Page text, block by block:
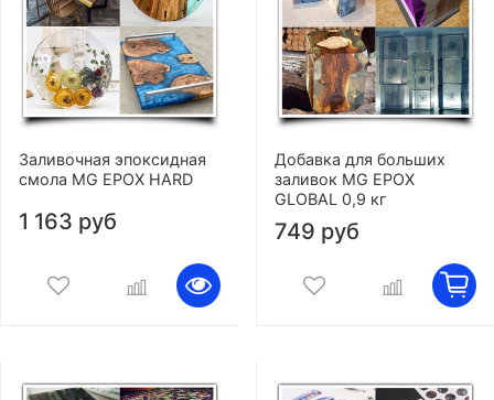
Заливочная эпоксидная
смола MG EPOX HARD
1 163 руб
Добавка для больших
заливок MG EPOX
GLOBAL 0,9 кг
749 руб